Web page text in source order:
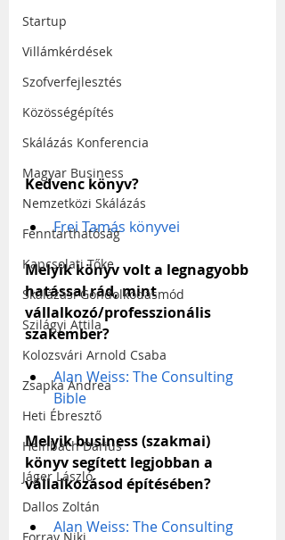
Startup
Villámkérdések
Szofverfejlesztés
Közösségépítés
Skálázás Konferencia
Magyar Business
Nemzetközi Skálázás
Fenntarthatóság
Kapcsolati Tőke
Skálázási Gondolkodásmód
Szilágyi Attila
Kolozsvári Arnold Csaba
Zsapka Andrea
Heti Ébresztő
Heinbach Dárius
Jáger László
Dallos Zoltán
Kedvenc könyv?
Frei Tamás könyvei
Melyik könyv volt a legnagyobb
hatással rád, mint
vállalkozó/professzionális
szakember?
Alan Weiss: The Consulting
Bible
Melyik business (szakmai)
könyv segített legjobban a
vállalkozásod építésében?
Alan Weiss: The Consulting